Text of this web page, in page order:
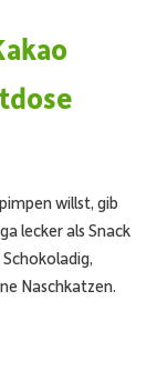
willst, gib
lecker als Snack
Naschkatzen.